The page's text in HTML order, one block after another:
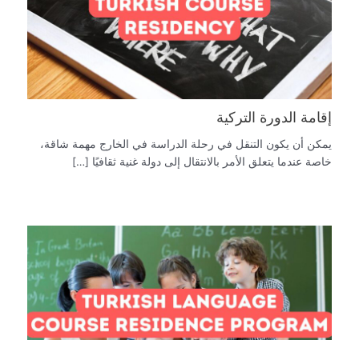
إقامة الدورة التركية
يمكن أن يكون التنقل في رحلة الدراسة في الخارج مهمة شاقة،
خاصة عندما يتعلق الأمر بالانتقال إلى دولة غنية ثقافيًا […]